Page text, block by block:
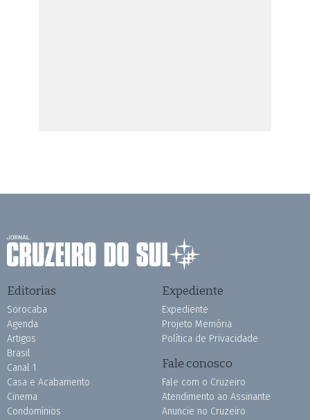
Editorias
Sorocaba
Agenda
Artigos
Brasil
Canal 1
Casa e Acabamento
Cinema
Condomínios
Expediente
Expediente
Projeto Memória
Política de Privacidade
Fale conosco
Fale com o Cruzeiro
Atendimento ao Assinante
Anuncie no Cruzeiro